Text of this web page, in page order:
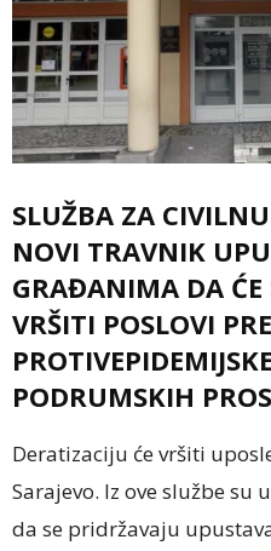
SLUŽBA ZA
NOVI TRAVNIK
GRAĐANIMA DA ĆE
VRŠITI POSLOVI
PODRUMSKIH
Deratizaciju će vršiti
Sarajevo. Iz ove službe
da se pridržavaju